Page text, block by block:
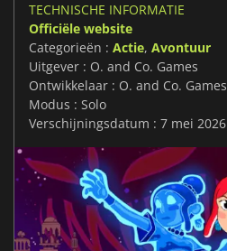
TECHNISCHE INFORMATIE
Officiële website
Categorieën : Actie, Avontuur
Uitgever : O. and Co. Games
Ontwikkelaar : O. and Co. Games
Modus : Solo
Verschijningsdatum : 7 mei 2026